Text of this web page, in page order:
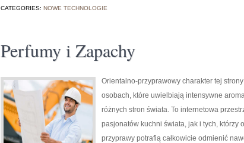
CATEGORIES: NOWE TECHNOLOGIE
Perfumy i Zapachy
Orientalno-przyprawowy charakter tej
osobach, które uwielbiają intensywne
różnych stron świata. To internetowa
pasjonatów kuchni świata, jak i tych,
przyprawy potrafią całkowicie odmienić